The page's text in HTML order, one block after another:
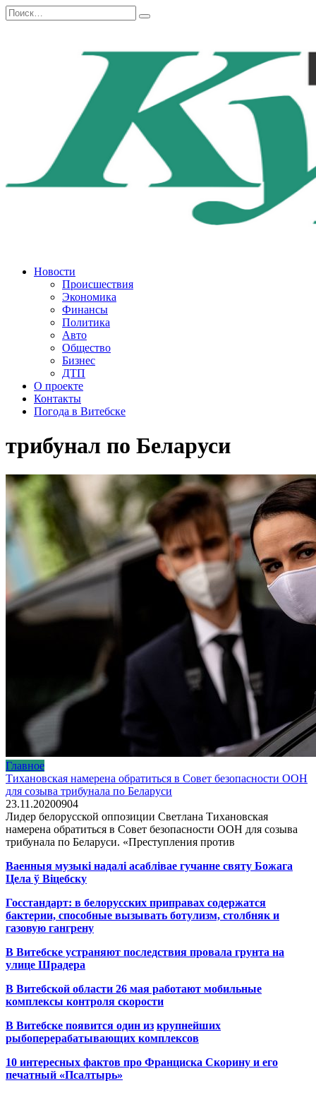
Перейти
к
Search
for:
Новости
Происшествия
Экономика
Финансы
Политика
Авто
Общество
Бизнес
ДТП
О проекте
Контакты
Погода в Витебске
трибунал по Беларуси
Главное
Тихановская намерена обратиться в Совет безопасности ООН
для созыва трибунала по Беларуси
23.11.20200904
Лидер белорусской оппозиции Светлана Тихановская
намерена обратиться в Совет безопасности ООН для созыва
трибунала по Беларуси. «Преступления против
Ваенныя музыкі надалі асаблівае гучанне святу Божага
Цела ў Віцебску
Госстандарт: в белорусских приправах содержатся
бактерии, способные вызывать ботулизм, столбняк и
газовую гангрену
В Витебске устраняют последствия провала грунта на
улице Шрадера
В Витебской области 26 мая работают мобильные
комплексы контроля скорости
В Витебске появится один из крупнейших
рыбоперерабатывающих комплексов
10 интересных фактов про Франциска Скорину и его
печатный «Псалтырь»